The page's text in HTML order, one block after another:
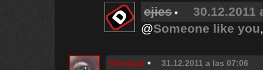
ejies
30.12.2011
@Someone like you
blondgirl
31.12.2011 a las 07:06